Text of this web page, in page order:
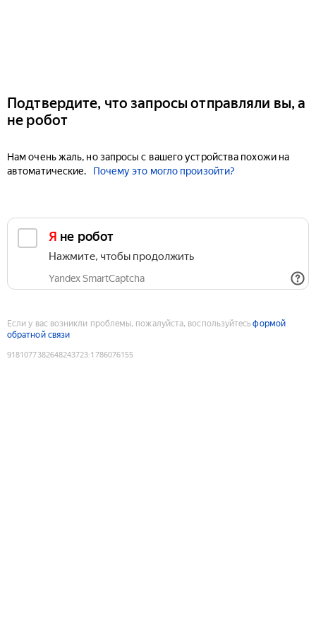
Подтвердите, что запросы отправляли вы, а
не робот
Нам очень жаль, но запросы с вашего устройства похожи на
автоматические.
Почему это могло произойти?
Я не робот
Нажмите, чтобы продолжить
Yandex SmartCaptcha
Если у вас возникли проблемы, пожалуйста, воспользуйтесьформой
обратной связи
9181077382648243723:1786076155